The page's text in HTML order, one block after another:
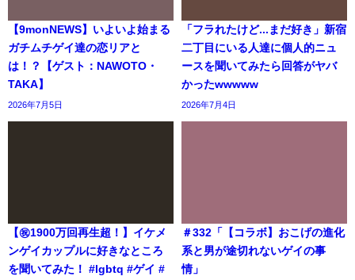
【9monNEWS】いよいよ始まる
ガチムチゲイ達の恋リアと
は！？【ゲスト：NAWOTO・
TAKA】
2026年7月5日
「フラれたけど...まだ好き」新宿
二丁目にいる人達に個人的ニュ
ースを聞いてみたら回答がヤバ
かったwwwww
2026年7月4日
【㊗️1900万回再生超！】イケメ
ンゲイカップルに好きなところ
を聞いてみた！ #lgbtq #ゲイ #
＃332「【コラボ】おこげの進化
系と男が途切れないゲイの事
情」